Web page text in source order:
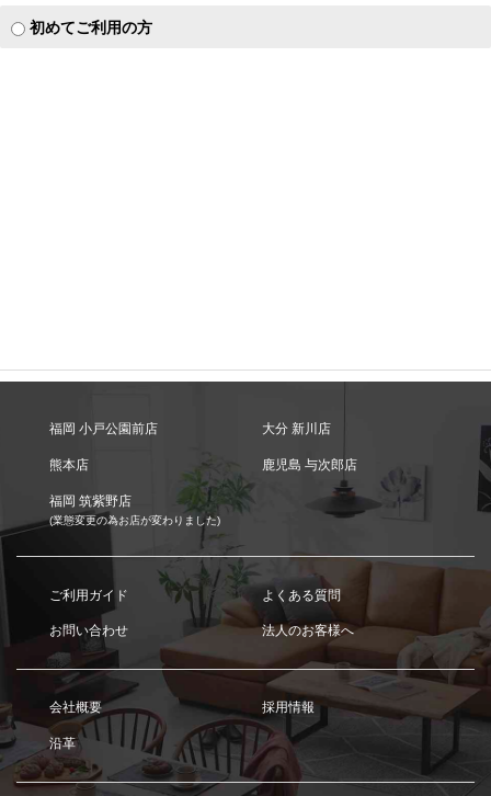
初めてご利用の方
福岡 小戸公園前店 大分 新川店
熊本店 鹿児島 与次郎店
福岡 筑紫野店
(業態変更の為お店が変わりました)
ご利用ガイド よくある質問
お問い合わせ 法人のお客様へ
会社概要 採用情報
沿革